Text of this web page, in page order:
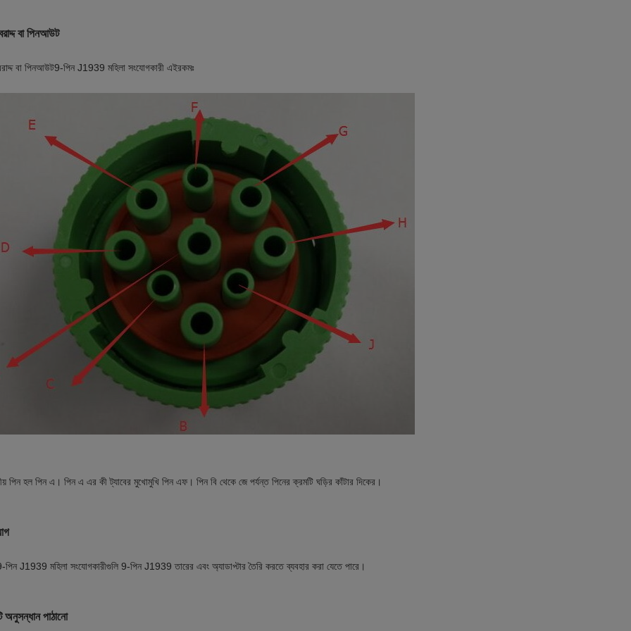
বা পিনআউট
বা পিনআউট9-পিন J1939 মহিলা সংযোগকারী এইরকমঃ
পিন হল পিন এ। পিন এ এর কী ট্যাবের মুখোমুখি পিন এফ। পিন বি থেকে জে পর্যন্ত পিনের ক্রমটি ঘড়ির কাঁটার দিকের।
J1939 মহিলা সংযোগকারীগুলি 9-পিন J1939 তারের এবং অ্যাডাপ্টার তৈরি করতে ব্যবহার করা যেতে পারে।
অনুসন্ধান পাঠানো